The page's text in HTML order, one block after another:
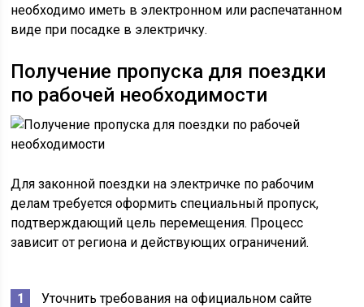
необходимо иметь в электронном или распечатанном
виде при посадке в электричку.
Получение пропуска для поездки
по рабочей необходимости
Для законной поездки на электричке по рабочим
делам требуется оформить специальный пропуск,
подтверждающий цель перемещения. Процесс
зависит от региона и действующих ограничений.
Уточнить требования на официальном сайте